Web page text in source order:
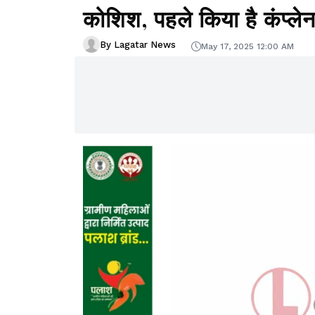
कोशिश, पहले किया है
By Lagatar News May 17, 2025 12:00 AM